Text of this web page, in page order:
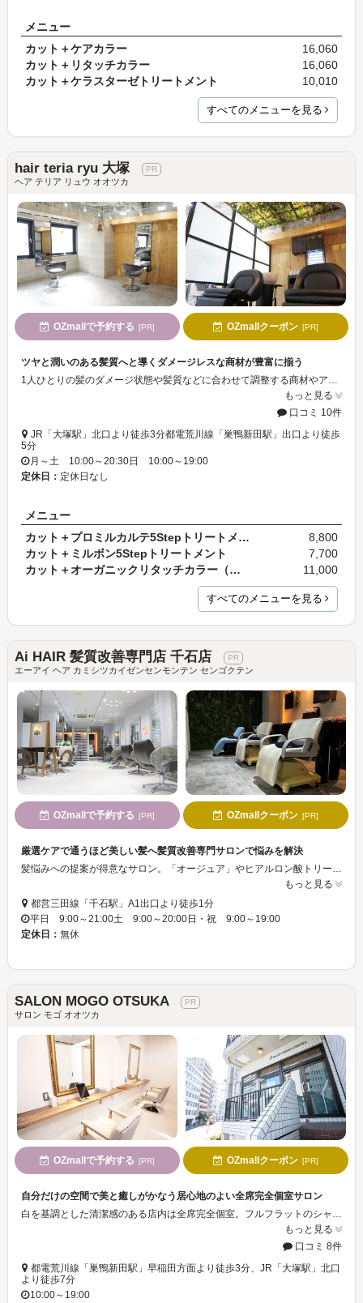
メニュー
カット＋ケアカラー
16,060
カット＋リタッチカラー
16,060
カット＋ケラスターゼトリートメント
10,010
すべてのメニューを見る
hair teria ryu 大塚
ヘア テリア リュウ オオツカ
OZmallで予約する [PR] OZmallクーポン [PR]
ツヤと潤いのある髪質へと導くダメージレスな商材が豊富に揃う
1人ひとりの髪のダメージ状態や髪質などに合わせて調整する商材やアロマ、シャンプーで頭皮までしっかりケア。ナチュラルだけど雰囲気のあるスタイルや、ちょっと思い切ってデザインを加えた似合わせスタイルなど、丁寧なカウンセリングをもとにマンツーマンで仕上げてくれる。悩みや理想に寄り添ってくれるから、気軽に相談してみて。
もっと見る
口コミ 10件
JR「大塚駅」北口より徒歩3分都電荒川線「巣鴨新田駅」出口より徒歩
5分
月～土 10:00～20:30日 10:00～19:00
定休日： 定休日なし
メニュー
カット＋プロミルカルテ5Stepトリートメント
8,800
カット＋ミルボン5Stepトリートメント
7,700
カット＋オーガニックリタッチカラー（白髪染め）＋…
11,000
すべてのメニューを見る
Ai HAIR 髪質改善専門店 千石店
エーアイ ヘア カミシツカイゼンセンモンテン センゴクテン
OZmallで予約する [PR] OZmallクーポン [PR]
厳選ケアで通うほど美しい髪へ髪質改善専門サロンで悩みを解決
髪悩みへの提案が得意なサロン。「オージュア」やヒアルロン酸トリートメントなど、厳選商材で美髪へ導いてくれる。さらに、ヘアケアでダメージレスなストレートがかなう“サイエンスアクア”も用意。ダメージによるうねりや広がりに効果的で、回数を重ねるほど効果を実感できるはず。居心地のいいサロンで理想の美髪をかなえて。
もっと見る
都営三田線「千石駅」A1出口より徒歩1分
平日 9:00～21:00土 9:00～20:00日・祝 9:00～19:00
定休日： 無休
SALON MOGO OTSUKA
サロン モゴ オオツカ
OZmallで予約する [PR] OZmallクーポン [PR]
自分だけの空間で美と癒しがかなう居心地のよい全席完全個室サロン
もっと見る
口コミ 8件
都電荒川線「巣鴨新田駅」早稲田方面より徒歩3分、JR「大塚駅」北口
より徒歩7分
10:00～19:00